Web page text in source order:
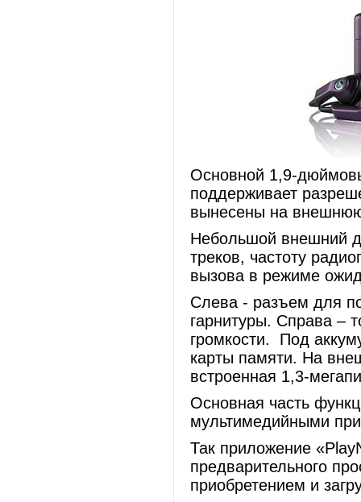
Основной 1,9-
поддерживает
вынесены на
Небольшой внешний
треков, частоту
вызова в режиме
Слева - разъем для
гарнитуры. Справа –
громкости. Под
карты памяти. На
встроенная 1,3-
Основная часть
мультимедийными
Так приложение
предварительного
приобретением и